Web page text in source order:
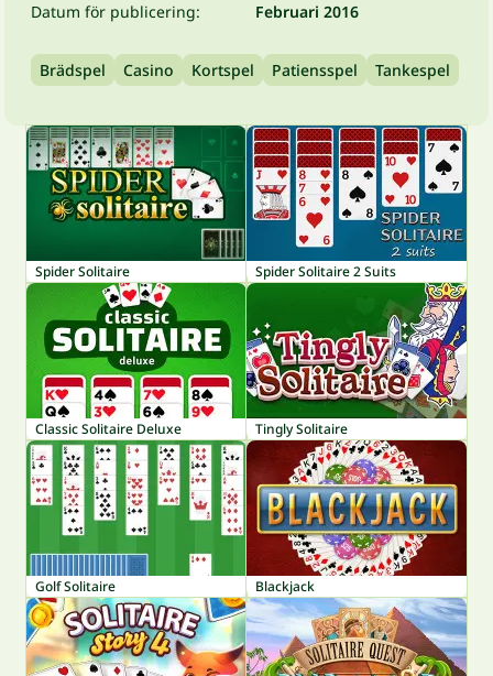
Datum för publicering:
Februari 2016
Brädspel Casino Kortspel Patiensspel Tankespel
Spider Solitaire Spider Solitaire 2 Suits
Classic Solitaire Deluxe Tingly Solitaire
Golf Solitaire Blackjack